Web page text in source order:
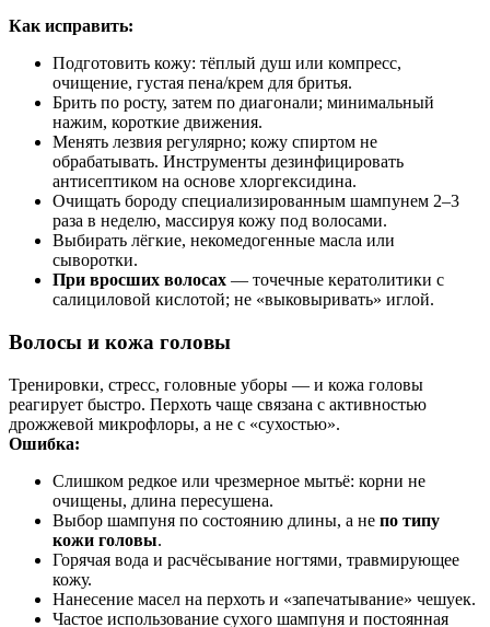
Как исправить:
Подготовить кожу: тёплый душ или компресс,
очищение, густая пена/крем для бритья.
Брить по росту, затем по диагонали; минимальный
нажим, короткие движения.
Менять лезвия регулярно; кожу спиртом не
обрабатывать. Инструменты дезинфицировать
антисептиком на основе хлоргексидина.
Очищать бороду специализированным шампунем 2–3
раза в неделю, массируя кожу под волосами.
Выбирать лёгкие, некомедогенные масла или
сыворотки.
При вросших волосах — точечные кератолитики с
салициловой кислотой; не «выковыривать» иглой.
Волосы и кожа головы
Тренировки, стресс, головные уборы — и кожа головы
реагирует быстро. Перхоть чаще связана с активностью
дрожжевой микрофлоры, а не с «сухостью».
Ошибка:
Слишком редкое или чрезмерное мытьё: корни не
очищены, длина пересушена.
Выбор шампуня по состоянию длины, а не по типу
кожи головы.
Горячая вода и расчёсывание ногтями, травмирующее
кожу.
Нанесение масел на перхоть и «запечатывание» чешуек.
Частое использование сухого шампуня и постоянная